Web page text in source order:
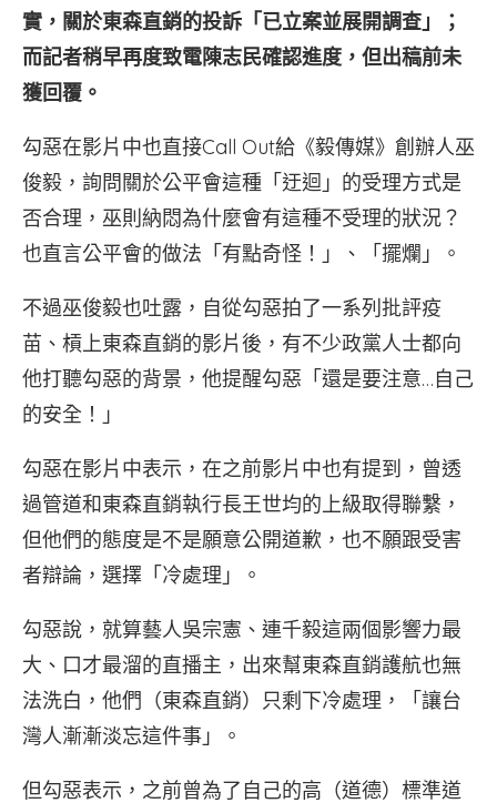
實，關於東森直銷的投訴「已立案並展開調查」；
而記者稍早再度致電陳志民確認進度，但出稿前未
獲回覆。
勾惡在影片中也直接Call Out給《毅傳媒》創辦人巫
俊毅，詢問關於公平會這種「迂迴」的受理方式是
否合理，巫則納悶為什麼會有這種不受理的狀況？
也直言公平會的做法「有點奇怪！」、「擺爛」。
不過巫俊毅也吐露，自從勾惡拍了一系列批評疫
苗、槓上東森直銷的影片後，有不少政黨人士都向
他打聽勾惡的背景，他提醒勾惡「還是要注意…自己
的安全！」
勾惡在影片中表示，在之前影片中也有提到，曾透
過管道和東森直銷執行長王世均的上級取得聯繫，
但他們的態度是不是願意公開道歉，也不願跟受害
者辯論，選擇「冷處理」。
勾惡說，就算藝人吳宗憲、連千毅這兩個影響力最
大、口才最溜的直播主，出來幫東森直銷護航也無
法洗白，他們（東森直銷）只剩下冷處理，「讓台
灣人漸漸淡忘這件事」。
但勾惡表示，之前曾為了自己的高（道德）標準道